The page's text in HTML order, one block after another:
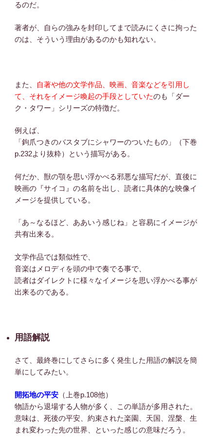
るのだ。
著者が、自らの強みを封印してまで読みにくさに拘った
のは、そういう理由があるのかも知れない。
また、
自著や他の文学作品、映画、音楽などを引用し
て、それをイメージ喚起の手段としていたのも「ダー
ク・タワー」シリーズの特徴だ。
例えば、
「鉤爪つきのバスタブにシャワーのついたもの」（下巻
p.232より抜粋）という描写がある。
何だか、獣の顎を思い浮かべる邪悪な描写だが、直後に
映画の『サイコ』の名前を出し、読者に具体的な映像イ
メージを提供している。
「あ～なるほど、ああいう感じね」と容易にイメージが
共有出来る。
文学作品では類似性で、
音楽はメロディを頭の中で奏でる事で、
読者はダイレクトに様々なイメージを思い浮かべる事が
出来るのである。
用語解説
さて、最終巻にしてさらに多く発生した用語の解説を簡
単にしてみたい。
開拓地の平安 （上巻p.108他）
物語から退場する人物が多く、この単語が多用された。
意味は、死後の平安、約束された楽園、天国、涅槃、生
まれ変わった先の世界、といった感じの意味だろう。